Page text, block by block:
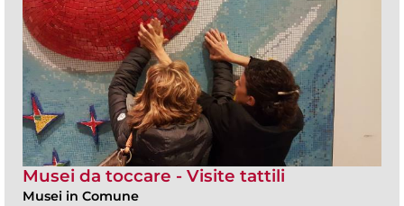
Musei da toccare - Visite tattili
Musei in Comune